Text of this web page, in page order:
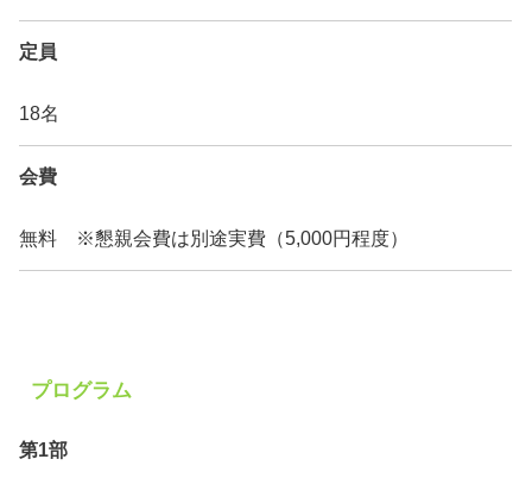
定員
18名
会費
無料 ※懇親会費は別途実費（5,000円程度）
プログラム
第1部